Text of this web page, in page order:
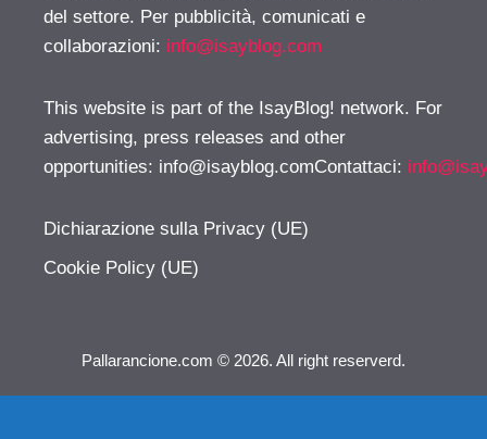
del settore. Per pubblicità, comunicati e
collaborazioni: info@isayblog.com
This website is part of the IsayBlog! network. For
advertising, press releases and other
opportunities: info@isayblog.comContattaci:
Dichiarazione sulla Privacy (UE)
Cookie Policy (UE)
Pallarancione.com © 2026. All right reserverd.